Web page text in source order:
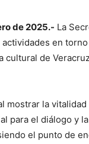
de 2025.- La
en
de
mostrar la
para el diálogo y
el punto de